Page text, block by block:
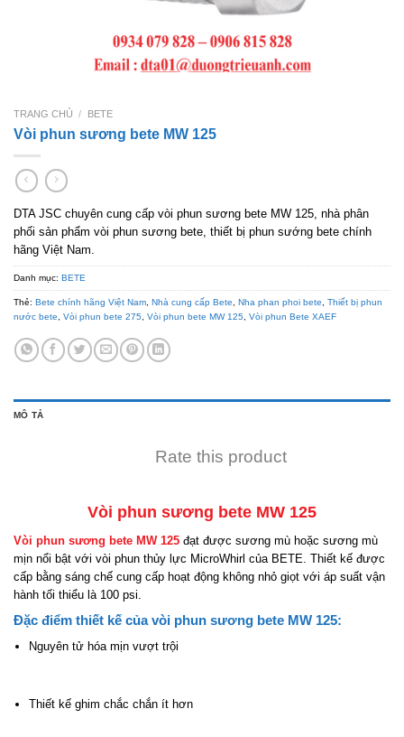
TRANG CHỦ / BETE
Vòi phun sương bete MW 125
DTA JSC chuyên cung cấp vòi phun sương bete MW 125, nhà phân
phối sản phẩm vòi phun sương bete, thiết bị phun sướng bete chính
hãng Việt Nam.
Danh mục: BETE
Thẻ: Bete chính hãng Việt Nam Nhà cung cấp Bete Nha phan phoi bete
Thiết bị phun
nước bete
Vòi phun bete 275 Vòi phun bete MW 125 Vòi phun Bete XAEF
MÔ TẢ
Rate this product
Vòi phun sương bete MW 125
Vòi phun sương bete MW 125 đạt được sương mù hoặc sương mù
mịn nổi bật với vòi phun thủy lực MicroWhirl của BETE. Thiết kế được
cấp bằng sáng chế cung cấp hoạt động không nhỏ giọt với áp suất vận
hành tối thiểu là 100 psi.
Đặc điểm thiết kế của vòi phun sương bete MW 125:
Nguyên tử hóa mịn vượt trội
Thiết kế ghim chắc chắn ít hơn